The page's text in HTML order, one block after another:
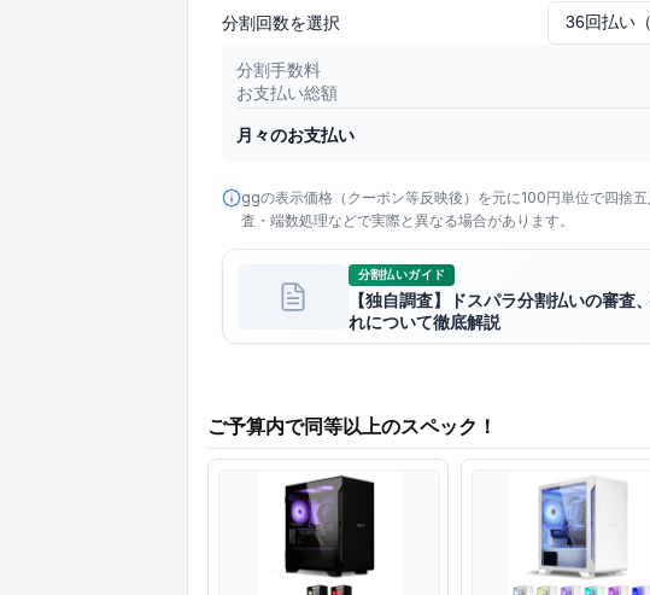
分割回数を選択
分割手数料
お支払い総額
月々のお支払い
ggの表示価格（クーポン等反映後）を元に100円単位で四捨
査・端数処理などで実際と異なる場合があります。
分割払いガイド
【独自調査】ドスパラ分割払いの審査
れについて徹底解説
ご予算内で同等以上のスペック！